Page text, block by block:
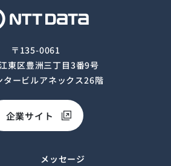
〒135-0061
東区豊洲三丁目3番9号
タービルアネックス26階
企業サイト
メッセージ